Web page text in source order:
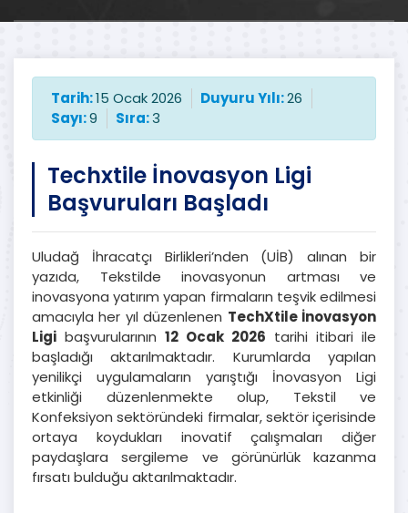
Tarih:15 Ocak 2026 Duyuru Yılı:26
Sayı:9 Sıra:3
Techxtile İnovasyon Ligi
Başvuruları Başladı
Uludağ İhracatçı Birlikleri’nden (UİB) alınan bir
yazıda, Tekstilde inovasyonun artması ve
inovasyona yatırım yapan firmaların teşvik edilmesi
amacıyla her yıl düzenlenen TechXtile İnovasyon
Ligi başvurularının 12 Ocak 2026 tarihi itibari ile
başladığı aktarılmaktadır. Kurumlarda yapılan
yenilikçi uygulamaların yarıştığı İnovasyon Ligi
etkinliği düzenlenmekte olup, Tekstil ve
Konfeksiyon sektöründeki firmalar, sektör içerisinde
ortaya koydukları inovatif çalışmaları diğer
paydaşlara sergileme ve görünürlük kazanma
fırsatı bulduğu aktarılmaktadır.